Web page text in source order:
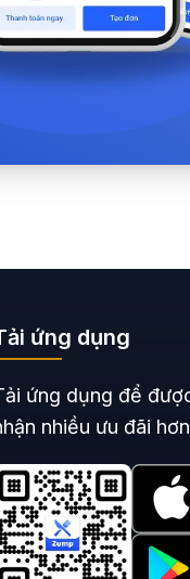
ứng dụng
ứng dụng để
nhiều ưu đãi